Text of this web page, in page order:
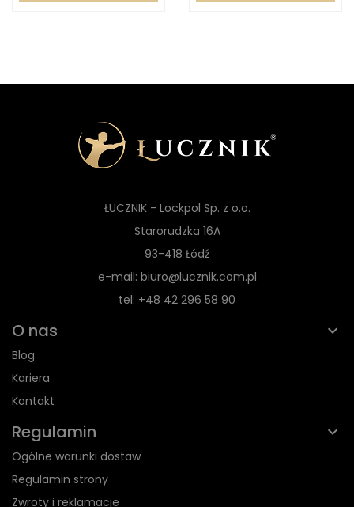
ŁUCZNIK - Lockpol Sp. z o.o.
Starorudzka 16A
93-418 Łódź
e-mail: biuro@lucznik.com.pl
tel: +48 42 296 58 90
O nas
Blog
Kariera
Kontakt
Regulamin
Ogólne warunki dostaw
Regulamin strony
Zwroty i reklamacje